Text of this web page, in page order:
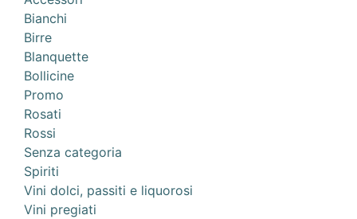
Bianchi
Birre
Blanquette
Bollicine
Promo
Rosati
Rossi
Senza categoria
Spiriti
Vini dolci, passiti e liquorosi
Vini pregiati